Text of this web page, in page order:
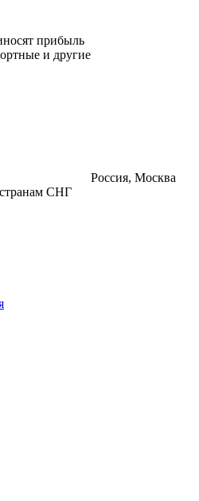
прибыль
и другие
Россия, Москва
СНГ